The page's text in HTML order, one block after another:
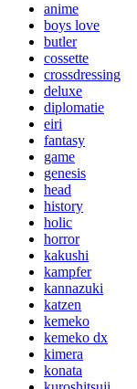
anime
boys love
butler
cossette
crossdressing
deluxe
diplomatie
eiri
fantasy
game
genesis
head
history
holic
horror
kakushi
kampfer
kannazuki
katzen
kemeko
kemeko dx
kimera
konata